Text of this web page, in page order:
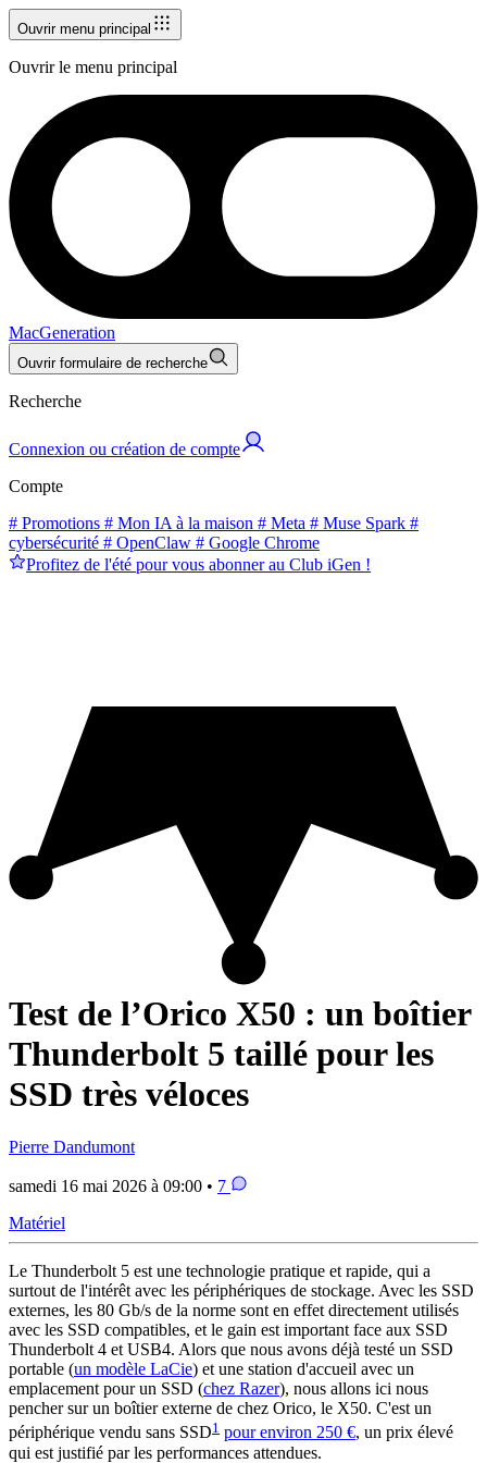
Ouvrir menu principal
Ouvrir le menu principal
MacGeneration
Ouvrir formulaire de recherche
Recherche
Connexion ou création de compte
Compte
# Promotions # Mon IA à la maison # Meta # Muse Spark #
cybersécurité # OpenClaw # Google Chrome
Profitez de l'été pour vous abonner au Club iGen !
Test de l’Orico X50 : un boîtier
Thunderbolt 5 taillé pour les
SSD très véloces
Pierre Dandumont
samedi 16 mai 2026 à 09:00 • 7
Matériel
Le Thunderbolt 5 est une technologie pratique et rapide, qui a
surtout de l'intérêt avec les périphériques de stockage. Avec les SSD
externes, les 80 Gb/s de la norme sont en effet directement utilisés
avec les SSD compatibles, et le gain est important face aux SSD
Thunderbolt 4 et USB4. Alors que nous avons déjà testé un SSD
portable (un modèle LaCie) et une station d'accueil avec un
emplacement pour un SSD (chez Razer), nous allons ici nous
pencher sur un boîtier externe de chez Orico, le X50. C'est un
périphérique vendu sans SSD1 pour environ 250 €, un prix élevé
qui est justifié par les performances attendues.